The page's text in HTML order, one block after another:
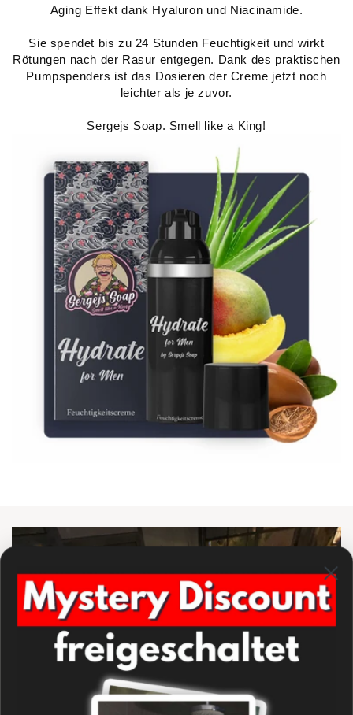
Aging Effekt dank Hyaluron und Niacinamide.
Sie spendet bis zu 24 Stunden Feuchtigkeit und wirkt
Rötungen nach der Rasur entgegen. Dank des praktischen
Pumpspenders ist das Dosieren der Creme jetzt noch
leichter als je zuvor.
Sergejs Soap. Smell like a King!